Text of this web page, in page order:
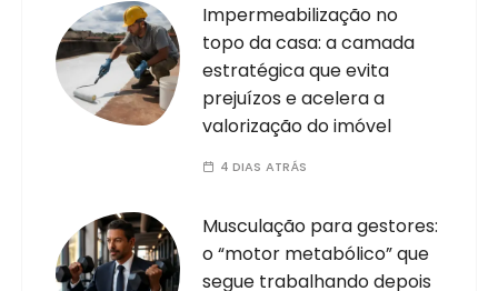
Impermeabilização no
topo da casa: a camada
estratégica que evita
prejuízos e acelera a
valorização do imóvel
4 DIAS ATRÁS
Musculação para gestores:
o “motor metabólico” que
segue trabalhando depois